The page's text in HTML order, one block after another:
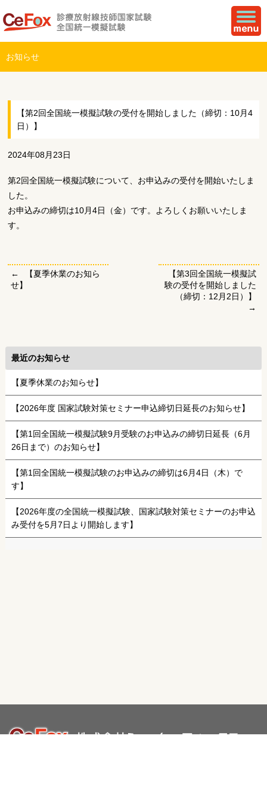
お知らせ
【第2回全国統一模擬試験の受付を開始しました（締切：10月4
日）】
2024年08月23日
第2回全国統一模擬試験について、お申込みの受付を開始いたしま
した。
お申込みの締切は10月4日（金）です。よろしくお願いいたしま
す。
【夏季休業のお知ら
せ】
【第3回全国統一模擬試
験の受付を開始しました
（締切：12月2日）】
最近のお知らせ
【夏季休業のお知らせ】
【2026年度 国家試験対策セミナー申込締切日延長のお知らせ】
【第1回全国統一模擬試験9月受験のお申込みの締切日延長（6月
26日まで）のお知らせ】
【第1回全国統一模擬試験のお申込みの締切は6月4日（木）で
す】
【2026年度の全国統一模擬試験、国家試験対策セミナーのお申込
み受付を5月7日より開始します】